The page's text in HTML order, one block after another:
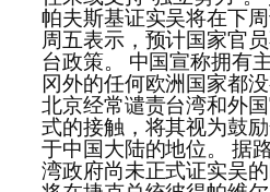
帕夫斯基证实吴将在下
周五表示，预计国家官
台政策。 中国宣称拥有
冈外的任何欧洲国家都
北京经常谴责台湾和外
式的接触，将其视为鼓
于中国大陆的地位。 据
湾政府尚未正式证实吴